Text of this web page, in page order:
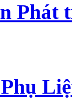
Phát